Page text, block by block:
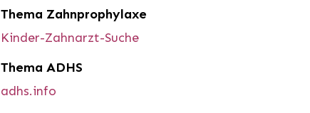
Thema Zahnprophylaxe
Kinder-Zahnarzt-Suche
Thema ADHS
adhs.info